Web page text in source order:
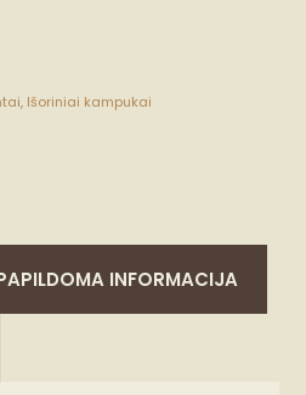
, Išoriniai kampukai
INFORMACIJA